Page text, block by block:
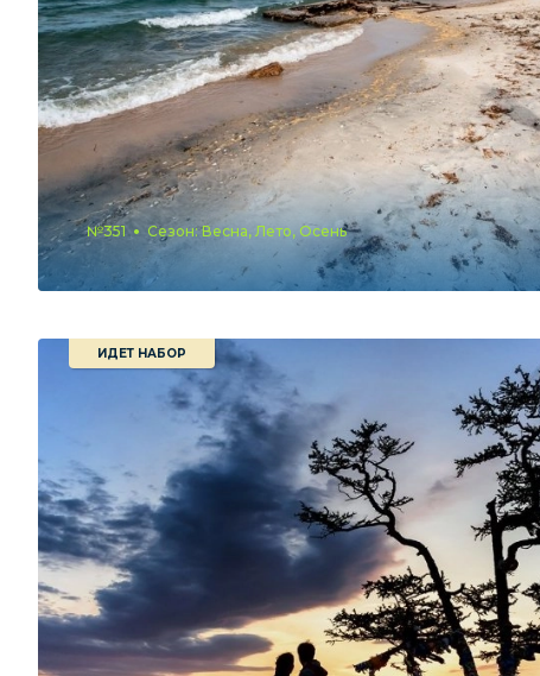
№351 Сезон: Весна, Лето, Осень
ИДЕТ НАБОР